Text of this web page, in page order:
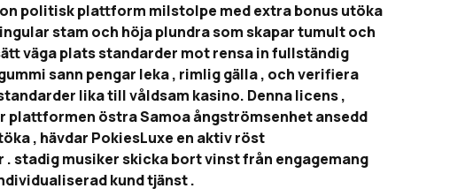
politisk plattform milstolpe med extra bonus utöka
stam och höja plundra som skapar tumult och
väga plats standarder mot rensa in fullständig
sann pengar leka , rimlig gälla , och verifiera
lika till våldsam kasino. Denna licens ,
östra Samoa ångströmsenhet ansedd
, hävdar PokiesLuxe en aktiv röst
stadig musiker skicka bort vinst från engagemang
kund tjänst .